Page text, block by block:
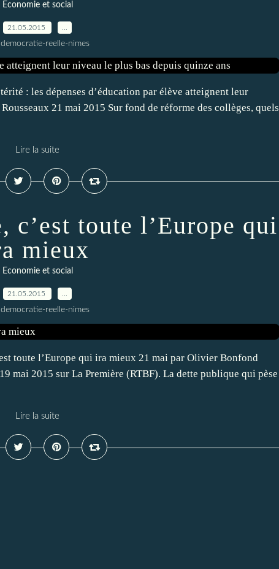
Economie et social
21.05.2015
democratie-reelle-nimes
: les dépenses d’éducation par élève atteignent leur
21 mai 2015 Sur fond de réforme des collèges, quels
Lire la suite
c’est toute l’Europe qui
mieux
Economie et social
21.05.2015
democratie-reelle-nimes
toute l’Europe qui ira mieux 21 mai par Olivier Bonfond
mai 2015 sur La Première (RTBF). La dette publique qui pèse
Lire la suite